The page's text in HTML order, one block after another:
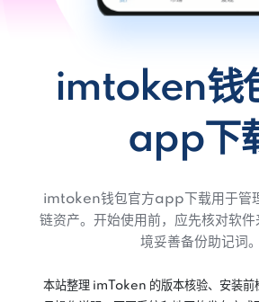
imtoken钱
app下
imtoken钱包官方app下载用于管
链资产。开始使用前，应先核对软
境妥善备份助记词。
本站整理 imToken 的版本核验、安装前